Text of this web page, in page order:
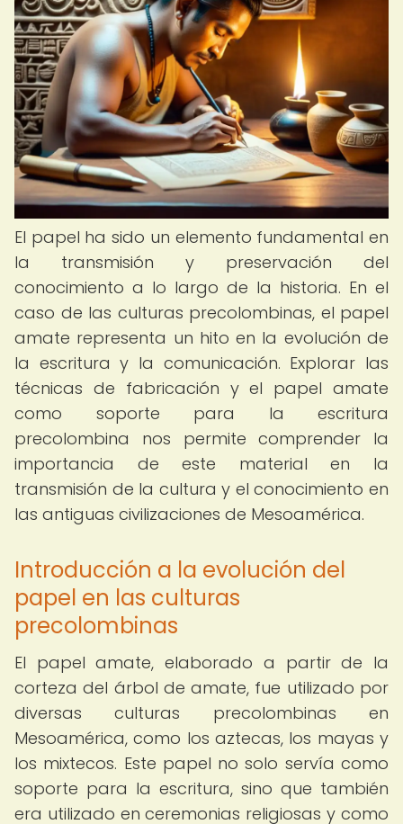
El papel ha sido un elemento fundamental en
la transmisión y preservación del
conocimiento a lo largo de la historia. En el
caso de las culturas precolombinas, el papel
amate representa un hito en la evolución de
la escritura y la comunicación. Explorar las
técnicas de fabricación y el papel amate
como soporte para la escritura
precolombina nos permite comprender la
importancia de este material en la
transmisión de la cultura y el conocimiento en
las antiguas civilizaciones de Mesoamérica.
Introducción a la evolución del
papel en las culturas
precolombinas
El papel amate, elaborado a partir de la
corteza del árbol de amate, fue utilizado por
diversas culturas precolombinas en
Mesoamérica, como los aztecas, los mayas y
los mixtecos. Este papel no solo servía como
soporte para la escritura, sino que también
era utilizado en ceremonias religiosas y como